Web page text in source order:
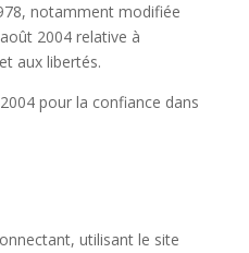
notamment modifiée
2004 relative à
aux libertés.
pour la confiance dans
utilisant le site